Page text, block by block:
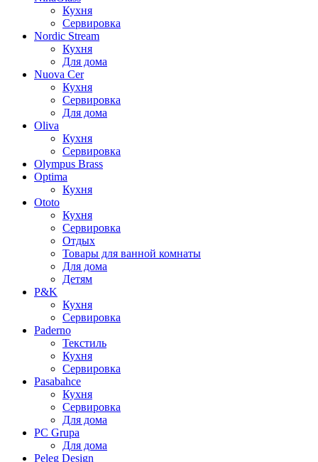
Кухня
Сервировка
Nordic Stream
Кухня
Для дома
Nuova Cer
Кухня
Сервировка
Для дома
Oliva
Кухня
Сервировка
Olympus Brass
Optima
Кухня
Ototo
Кухня
Сервировка
Отдых
Товары для ванной комнаты
Для дома
Детям
P&K
Кухня
Сервировка
Paderno
Текстиль
Кухня
Сервировка
Pasabahce
Кухня
Сервировка
Для дома
PC Grupa
Для дома
Peleg Design